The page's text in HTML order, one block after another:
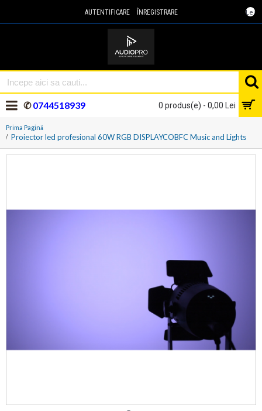
Lei
AUTENTIFICARE ÎNREGISTRARE
0 produs(e) - 0,00 Lei
✆0744518939
Prima Pagină
Proiector led profesional 60W RGB DISPLAYCOBFC Music and Lights